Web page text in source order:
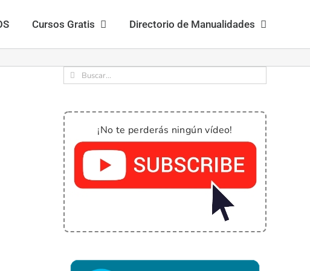
Cursos Gratis Directorio de Manualidades
Buscar:
¡No te perderás ningún vídeo!